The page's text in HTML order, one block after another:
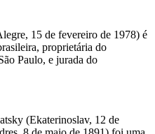
15 de fevereiro de 1978) é
proprietária do
Paulo, e jurada do
(Ekaterinoslav, 12 de